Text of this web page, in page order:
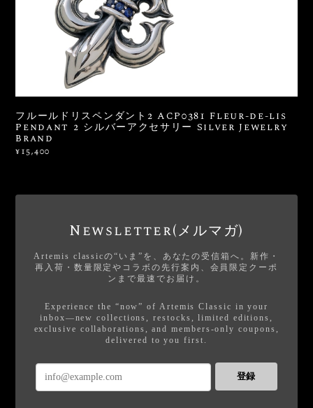
フルールドリスペンダント2 ACP0381 Fleur-de-lis
Pendant 2 シルバーアクセサリー Silver Jewelry
Brand
¥15,400
Newsletter(メルマガ)
Artemis classicの“いま”を、あなたの受信箱へ。新作・
再入荷・数量限定やコラボの先行案内、会員限定クーポ
ンまで最速でお届け。
Experience the “now” of Artemis Classic in your
inbox—new collections, restocks, limited editions,
exclusive collaborations, and members-only coupons,
delivered to you first.
登録